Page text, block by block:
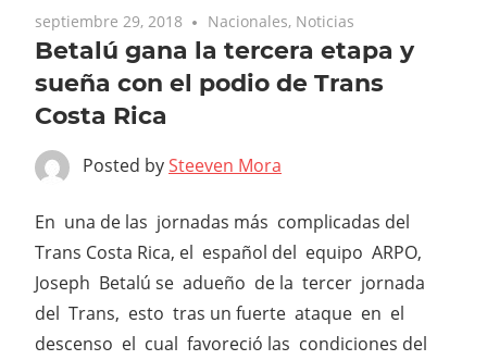
septiembre 29, 2018 Nacionales, Noticias
Betalú gana la tercera etapa y
sueña con el podio de Trans
Costa Rica
Posted bySteeven Mora
En una de las jornadas más complicadas del
Trans Costa Rica, el español del equipo ARPO,
Joseph Betalú se adueño de la tercer jornada
del Trans, esto tras un fuerte ataque en el
descenso el cual favoreció las condiciones del